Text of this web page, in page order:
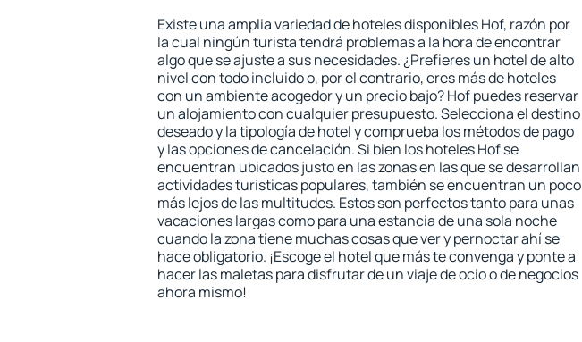
Existe una amplia variedad de hoteles disponibles Hof, razón por
la cual ningún turista tendrá problemas a la hora de encontrar
algo que se ajuste a sus necesidades. ¿Prefieres un hotel de alto
nivel con todo incluido o, por el contrario, eres más de hoteles
con un ambiente acogedor y un precio bajo? Hof puedes reservar
un alojamiento con cualquier presupuesto. Selecciona el destino
deseado y la tipología de hotel y comprueba los métodos de pago
y las opciones de cancelación. Si bien los hoteles Hof se
encuentran ubicados justo en las zonas en las que se desarrollan
actividades turísticas populares, también se encuentran un poco
más lejos de las multitudes. Estos son perfectos tanto para unas
vacaciones largas como para una estancia de una sola noche
cuando la zona tiene muchas cosas que ver y pernoctar ahí se
hace obligatorio. ¡Escoge el hotel que más te convenga y ponte a
hacer las maletas para disfrutar de un viaje de ocio o de negocios
ahora mismo!